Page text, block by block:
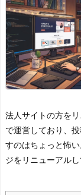
法人サイトの方を
で運営しており、
すのはちょっと怖い
ジをリニューアル